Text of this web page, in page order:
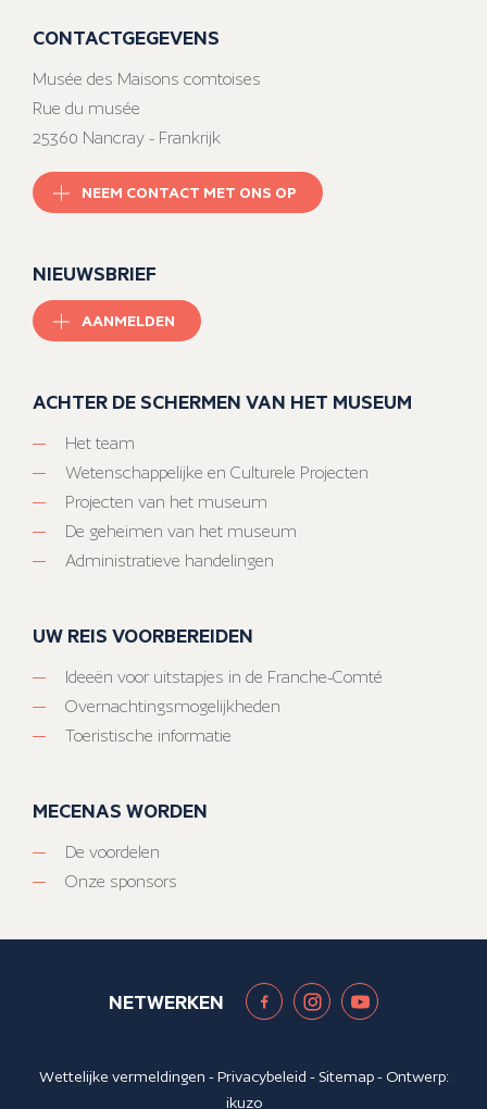
CONTACTGEGEVENS
Musée des Maisons comtoises
Rue du musée
25360 Nancray - Frankrijk
NEEM CONTACT MET ONS OP
NIEUWSBRIEF
AANMELDEN
ACHTER DE SCHERMEN VAN HET MUSEUM
Het team
Wetenschappelijke en Culturele Projecten
Projecten van het museum
De geheimen van het museum
Administratieve handelingen
UW REIS VOORBEREIDEN
Ideeën voor uitstapjes in de Franche-Comté
Overnachtingsmogelijkheden
Toeristische informatie
MECENAS WORDEN
De voordelen
Onze sponsors
NETWERKEN
Wettelijke vermeldingen -Privacybeleid - Sitemap- Ontwerp:
ikuzo